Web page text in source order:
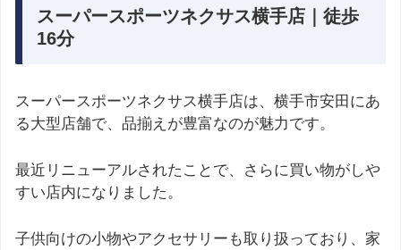
スーパースポーツネクサス横手店｜徒歩
16分
スーパースポーツネクサス横手店は、横手市安田にあ
る大型店舗で、品揃えが豊富なのが魅力です。
最近リニューアルされたことで、さらに買い物がしや
すい店内になりました。
子供向けの小物やアクセサリーも取り扱っており、家